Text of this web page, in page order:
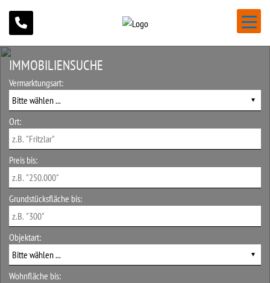
IMMOBILIENSUCHE
Vermarktungsart:
Ort:
Preis bis:
Grundstücksfläche bis:
Objektart:
Wohnfläche bis: